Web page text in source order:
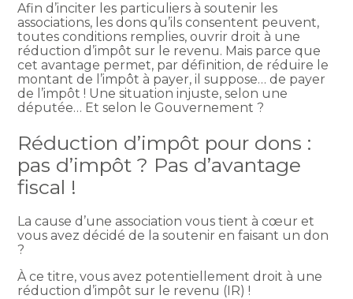
Afin d’inciter les particuliers à soutenir les
associations, les dons qu’ils consentent peuvent,
toutes conditions remplies, ouvrir droit à une
réduction d’impôt sur le revenu. Mais parce que
cet avantage permet, par définition, de réduire le
montant de l’impôt à payer, il suppose… de payer
de l’impôt ! Une situation injuste, selon une
députée… Et selon le Gouvernement ?
Réduction d’impôt pour dons :
pas d’impôt ? Pas d’avantage
fiscal !
La cause d’une association vous tient à cœur et
vous avez décidé de la soutenir en faisant un don
?
À ce titre, vous avez potentiellement droit à une
réduction d’impôt sur le revenu (IR) !